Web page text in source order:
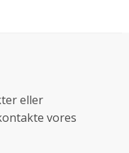
eller
vores